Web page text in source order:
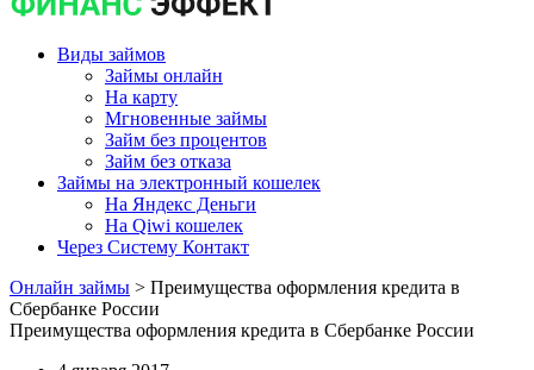
Виды займов
Займы онлайн
На карту
Мгновенные займы
Займ без процентов
Займ без отказа
Займы на электронный кошелек
На Яндекс Деньги
На Qiwi кошелек
Через Систему Контакт
Онлайн займы > Преимущества оформления кредита в
Сбербанке России
Преимущества оформления кредита в Сбербанке России